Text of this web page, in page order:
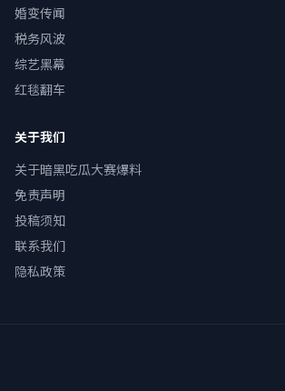
婚变传闻
税务风波
综艺黑幕
红毯翻车
关于我们
关于暗黑吃瓜大赛爆料
免责声明
投稿须知
联系我们
隐私政策